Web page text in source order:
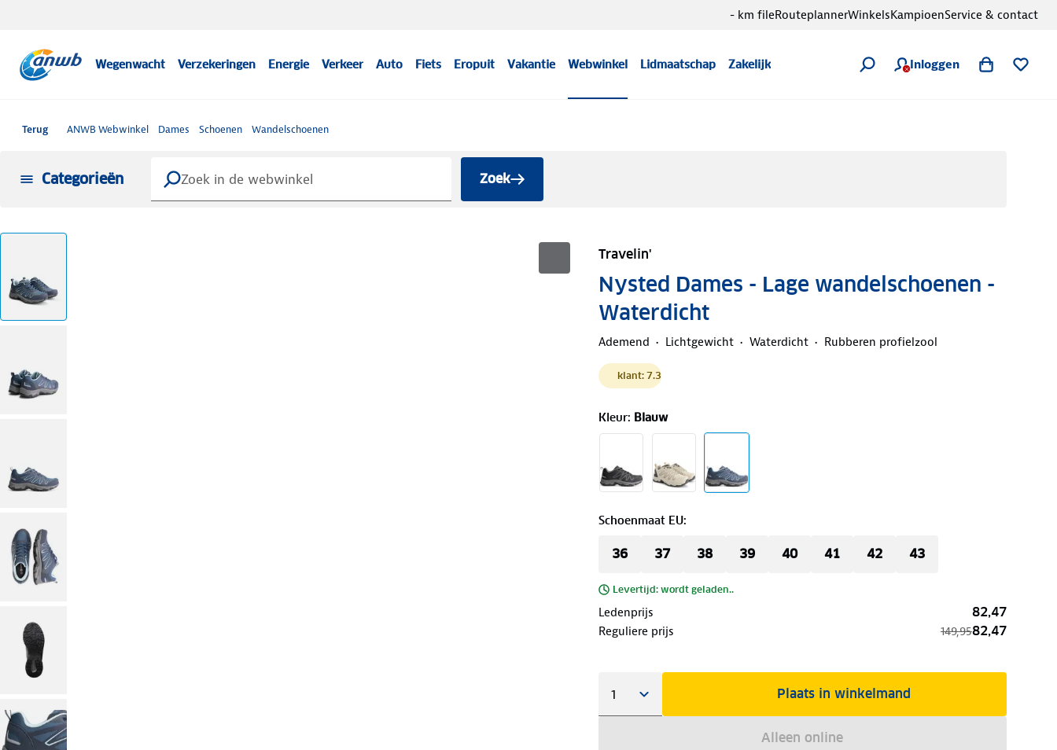
Wegenwacht Verzekeringen Energie Verkeer Auto Fiets Eropuit Vakantie Webwinkel Lidmaatschap Zakelijk Inloggen
- km fileRouteplannerWinkelsKampioenService & contact
Terug ANWB Webwinkel Dames Schoenen Wandelschoenen
Categorieën Zoek
Travelin'
Nysted Dames - Lage wandelschoenen -
Waterdicht
Ademend Lichtgewicht Waterdicht Rubberen profielzool
klant: 7.3
Kleur: Blauw
Schoenmaat EU:
36 37 38 39 40 41 42 43
Levertijd: wordt geladen..
Ledenprijs 82,47
Reguliere prijs 149,9582,47
Plaats in winkelmand
Alleen online